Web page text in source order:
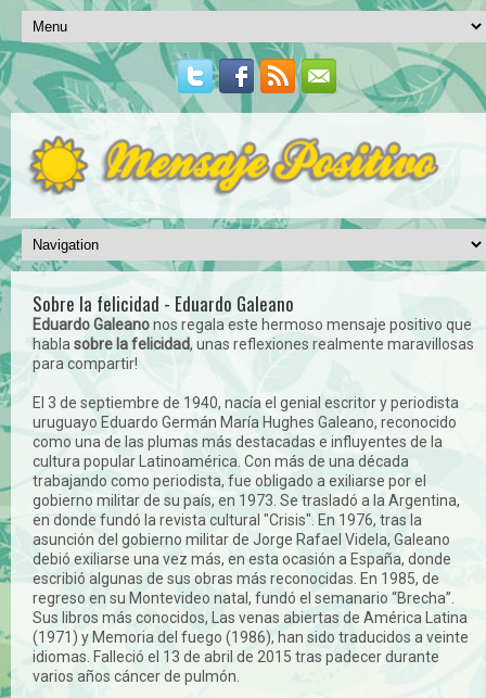
Sobre la felicidad - Eduardo Galeano
Eduardo Galeanonos regala este hermoso mensaje positivo que
habla sobre la felicidad, unas reflexiones realmente maravillosas
para compartir!
El 3 de septiembre de 1940, nacía el genial escritor y periodista
uruguayo Eduardo Germán María Hughes Galeano, reconocido
como una de las plumas más destacadas e influyentes de la
cultura popular Latinoamérica. Con más de una década
trabajando como periodista, fue obligado a exiliarse por el
gobierno militar de su país, en 1973. Se trasladó a la Argentina,
en donde fundó la revista cultural "Crisis". En 1976, tras la
asunción del gobierno militar de Jorge Rafael Videla, Galeano
debió exiliarse una vez más, en esta ocasión a España, donde
escribió algunas de sus obras más reconocidas. En 1985, de
regreso en su Montevideo natal, fundó el semanario “Brecha”.
Sus libros más conocidos, Las venas abiertas de América Latina
(1971) y Memoria del fuego (1986), han sido traducidos a veinte
idiomas. Falleció el 13 de abril de 2015 tras padecer durante
varios años cáncer de pulmón.